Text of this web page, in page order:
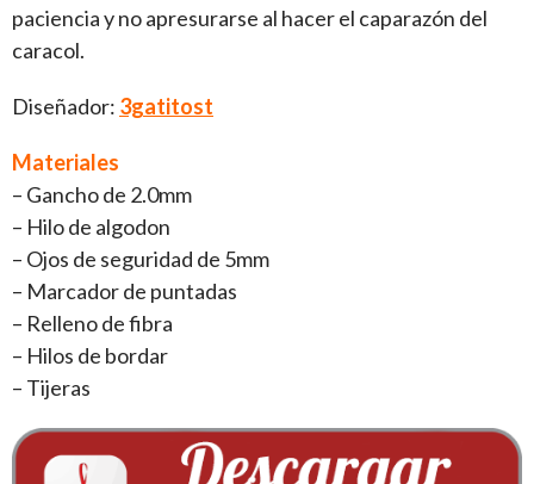
paciencia y no apresurarse al hacer el caparazón del
caracol.
Diseñador: 3gatitost
Materiales
– Gancho de 2.0mm
– Hilo de algodon
– Ojos de seguridad de 5mm
– Marcador de puntadas
– Relleno de fibra
– Hilos de bordar
– Tijeras